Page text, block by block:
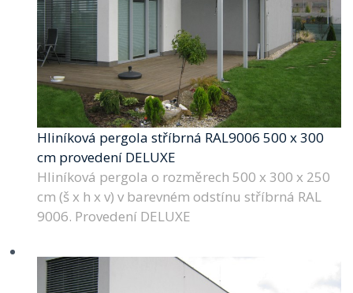
Hliníková pergola stříbrná RAL9006 500 x 300
cm provedení DELUXE
Hliníková pergola o rozměrech 500 x 300 x 250
cm (š x h x v) v barevném odstínu stříbrná RAL
9006. Provedení DELUXE